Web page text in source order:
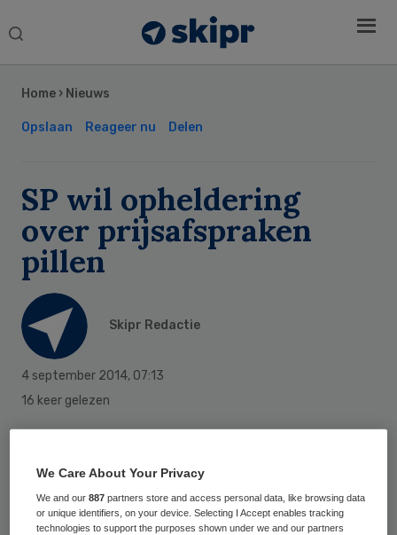
Search
Home › Nieuws
Opslaan Reageer nu Delen
SP wil opheldering
over prijsafspraken
pillen
Skipr Redactie
4 september 2014, 07:13
16 keer gelezen
Schippers over prijsafspraken die ze met
fabrikanten heeft gemaakt over medicijnen
Sidebar
We Care About Your Privacy
We and our887 partners store and access personal data, like browsing data
or unique identifiers, on your device. Selecting I Accept enables tracking
technologies to support the purposes shown under we and our partners